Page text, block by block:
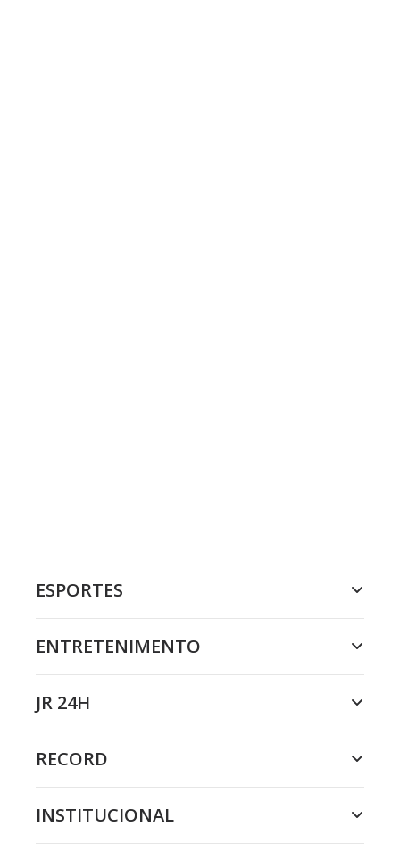
ESPORTES
ENTRETENIMENTO
JR 24H
RECORD
INSTITUCIONAL